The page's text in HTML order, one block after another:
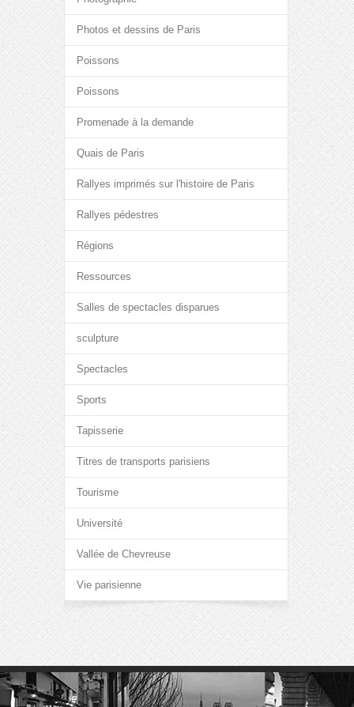
Photos et dessins de Paris
Poissons
Poissons
Promenade à la demande
Quais de Paris
Rallyes imprimés sur l'histoire de Paris
Rallyes pédestres
Régions
Ressources
Salles de spectacles disparues
sculpture
Spectacles
Sports
Tapisserie
Titres de transports parisiens
Tourisme
Université
Vallée de Chevreuse
Vie parisienne